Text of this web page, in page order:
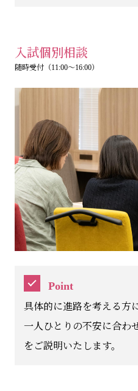
入試個別相談
随時受付（11:00～16:00）
Point
具体的に進路を考える方
一人ひとりの不安に合わ
をご説明いたします。